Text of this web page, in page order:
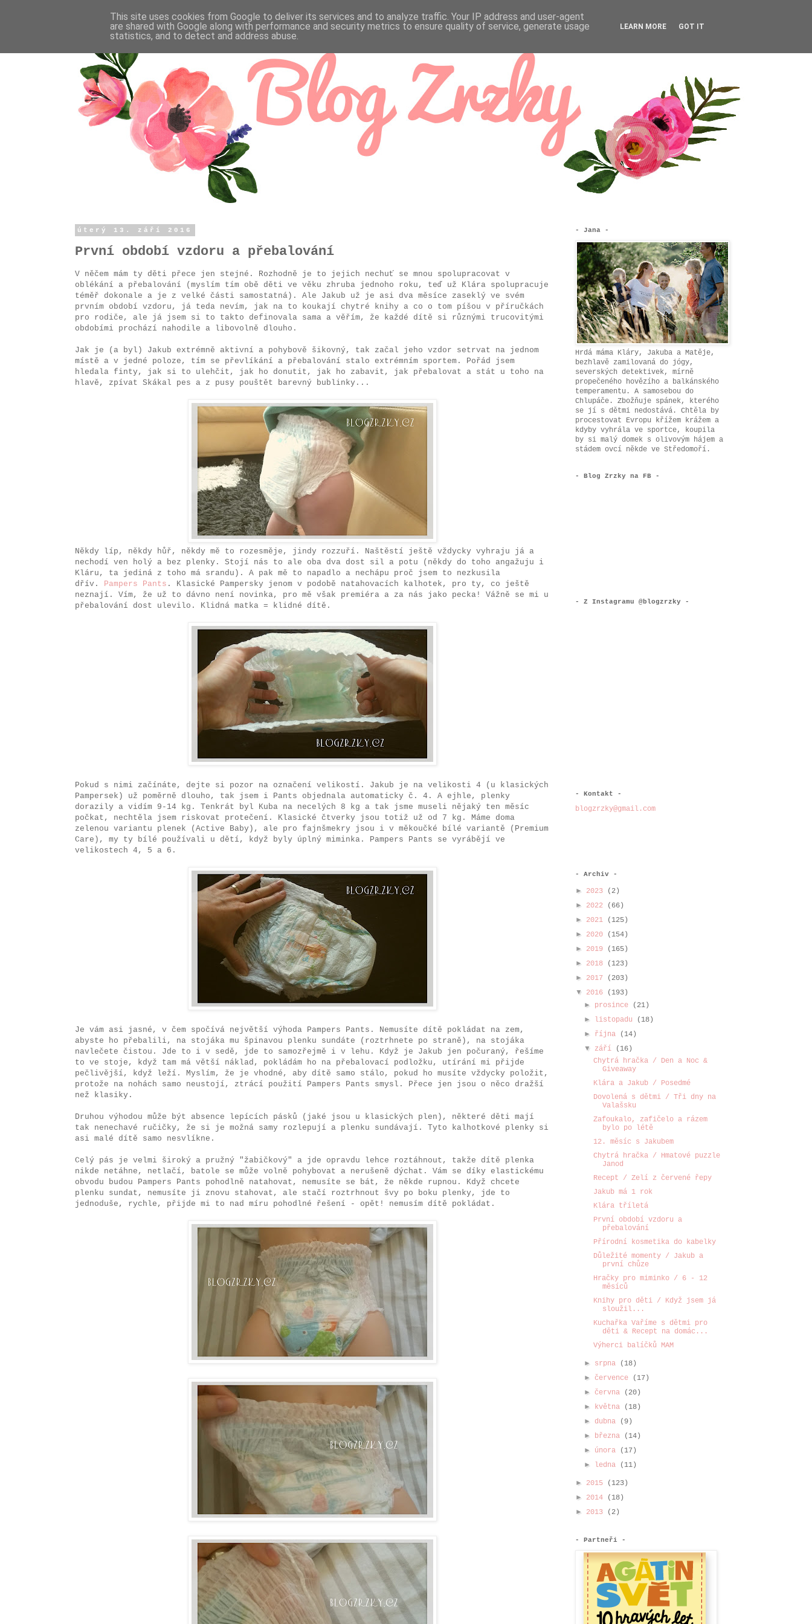
úterý 13. září 2016
První období vzdoru a přebalování
V něčem mám ty děti přece jen stejné. Rozhodně je to jejich nechuť se mnou spolupracovat v
oblékání a přebalování (myslím tím obě děti ve věku zhruba jednoho roku, teď už Klára spolupracuje
téměř dokonale a je z velké části samostatná). Ale Jakub už je asi dva měsíce zaseklý ve svém
prvním období vzdoru, já teda nevím, jak na to koukají chytré knihy a co o tom píšou v příručkách
pro rodiče, ale já jsem si to takto definovala sama a věřím, že každé dítě si různými trucovitými
obdobími prochází nahodile a libovolně dlouho.
Jak je (a byl) Jakub extrémně aktivní a pohybově šikovný, tak začal jeho vzdor setrvat na jednom
místě a v jedné poloze, tím se převlíkání a přebalování stalo extrémním sportem. Pořád jsem
hledala finty, jak si to ulehčit, jak ho donutit, jak ho zabavit, jak přebalovat a stát u toho na
hlavě, zpívat Skákal pes a z pusy pouštět barevný bublinky...
Někdy líp, někdy hůř, někdy mě to rozesměje, jindy rozzuří. Naštěstí ještě vždycky vyhraju já a
nechodí ven holý a bez plenky. Stojí nás to ale oba dva dost sil a potu (někdy do toho angažuju i
Kláru, ta jediná z toho má srandu). A pak mě to napadlo a nechápu proč jsem to nezkusila
dřív. Pampers Pants . Klasické Pampersky jenom v podobě natahovacích kalhotek, pro ty, co ještě
neznají. Vím, že už to dávno není novinka, pro mě však premiéra a za nás jako pecka! Vážně se mi u
přebalování dost ulevilo. Klidná matka = klidné dítě.
Pokud s nimi začínáte, dejte si pozor na označení velikostí. Jakub je na velikosti 4 (u klasických
Pampersek) už poměrně dlouho, tak jsem i Pants objednala automaticky č. 4. A ejhle, plenky
dorazily a vidím 9-14 kg. Tenkrát byl Kuba na necelých 8 kg a tak jsme museli nějaký ten měsíc
počkat, nechtěla jsem riskovat protečení. Klasické čtverky jsou totiž už od 7 kg. Máme doma
zelenou variantu plenek (Active Baby), ale pro fajnšmekry jsou i v měkoučké bílé variantě (Premium
Care), my ty bílé používali u dětí, když byly úplný miminka. Pampers Pants se vyrábějí ve
velikostech 4, 5 a 6.
Je vám asi jasné, v čem spočívá největší výhoda Pampers Pants. Nemusíte dítě pokládat na zem,
abyste ho přebalili, na stojáka mu špinavou plenku sundáte (roztrhnete po straně), na stojáka
navlečete čistou. Jde to i v sedě, jde to samozřejmě i v lehu. Když je Jakub jen počuraný, řešíme
to ve stoje, když tam má větší náklad, pokládám ho na přebalovací podložku, utírání mi přijde
pečlivější, když leží. Myslím, že je vhodné, aby dítě samo stálo, pokud ho musíte vždycky položit,
protože na nohách samo neustojí, ztrácí použití Pampers Pants smysl. Přece jen jsou o něco dražší
než klasiky.
Druhou výhodou může být absence lepících pásků (jaké jsou u klasických plen), některé děti mají
tak nenechavé ručičky, že si je možná samy rozlepují a plenku sundávají. Tyto kalhotkové plenky si
asi malé dítě samo nesvlíkne.
Celý pás je velmi široký a pružný "žabičkový" a jde opravdu lehce roztáhnout, takže dítě plenka
nikde netáhne, netlačí, batole se může volně pohybovat a nerušeně dýchat. Vám se díky elastickému
obvodu budou Pampers Pants pohodlně natahovat, nemusíte se bát, že někde rupnou. Když chcete
plenku sundat, nemusíte ji znovu stahovat, ale stačí roztrhnout švy po boku plenky, jde to
jednoduše, rychle, přijde mi to nad míru pohodlné řešení - opět! nemusím dítě pokládat.
- Jana -
Hrdá máma Kláry, Jakuba a Matěje,
bezhlavě zamilovaná do jógy,
severských detektivek, mírně
propečeného hovězího a balkánského
temperamentu. A samosebou do
Chlupáče. Zbožňuje spánek, kterého
se jí s dětmi nedostává. Chtěla by
procestovat Evropu křížem krážem a
kdyby vyhrála ve sportce, koupila
by si malý domek s olivovým hájem a
stádem ovcí někde ve Středomoří.
- Blog Zrzky na FB -
- Z Instagramu @blogzrzky -
- Kontakt -
blogzrzky@gmail.com
- Archiv -
► 2023
(2)
► 2022
(66)
► 2021
(125)
► 2020
(154)
► 2019
(165)
► 2018
(123)
► 2017
(203)
▼ 2016
(193)
► prosince
(21)
►
listopadu
(18)
► října
(14)
▼ září
(16)
Chytrá hračka / Den a Noc &
Giveaway
Klára a Jakub / Posedmé
Dovolená s dětmi / Tři dny na
Valašsku
Zafoukalo, zafičelo a rázem
bylo po létě
12. měsíc s Jakubem
Chytrá hračka / Hmatové puzzle
Janod
Recept / Zelí z červené řepy
Jakub má 1 rok
Klára tříletá
První období vzdoru a
přebalování
Přírodní kosmetika do kabelky
Důležité momenty / Jakub a
první chůze
Hračky pro miminko / 6 - 12
měsíců
Knihy pro děti / Když jsem já
sloužil...
Kuchařka Vaříme s dětmi pro
děti & Recept na domác...
Výherci balíčků MAM
► srpna
(18)
► července
(17)
► června
(20)
► května
(18)
► dubna
(9)
► března
(14)
► února
(17)
►
ledna (11)
► 2015
(123)
► 2014
(18)
► 2013 (2)
- Partneři -
This site uses cookies from Google to deliver its services and to analyze traffic. Your IP address and user-agent
are shared with Google along with performance and security metrics to ensure quality of service, generate usage
statistics, and to detect and address abuse.
LEARN MORE GOT IT